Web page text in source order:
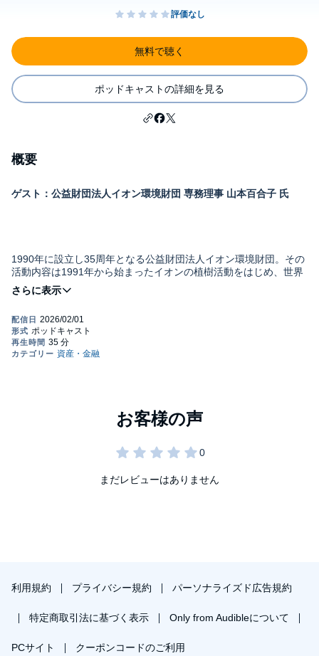
無料で聴く
ポッドキャストの詳細を見る
概要
ゲスト：公益財団法人イオン環境財団 専務理事 山本百合子 氏
1990年に設立し35周年となる公益財団法人イオン環境財団。その
活動内容は1991年から始まったイオンの植樹活動をはじめ、世界
各地で環境活動を実施している非営利活動団体に対する毎年予算
１億円とする助成、さらに環境教育・共同研究や「生物多様性み
として運営を担う山本百合子氏にインタビュー。設立から今日ま
で貫かれている考え方や今後の活動の方向性などを伺った。
まだレビューはありません
利用規約 プライバシー規約 パーソナライズド広告規約
特定商取引法に基づく表示 Only from Audibleについて
PCサイト クーポンコードのご利用